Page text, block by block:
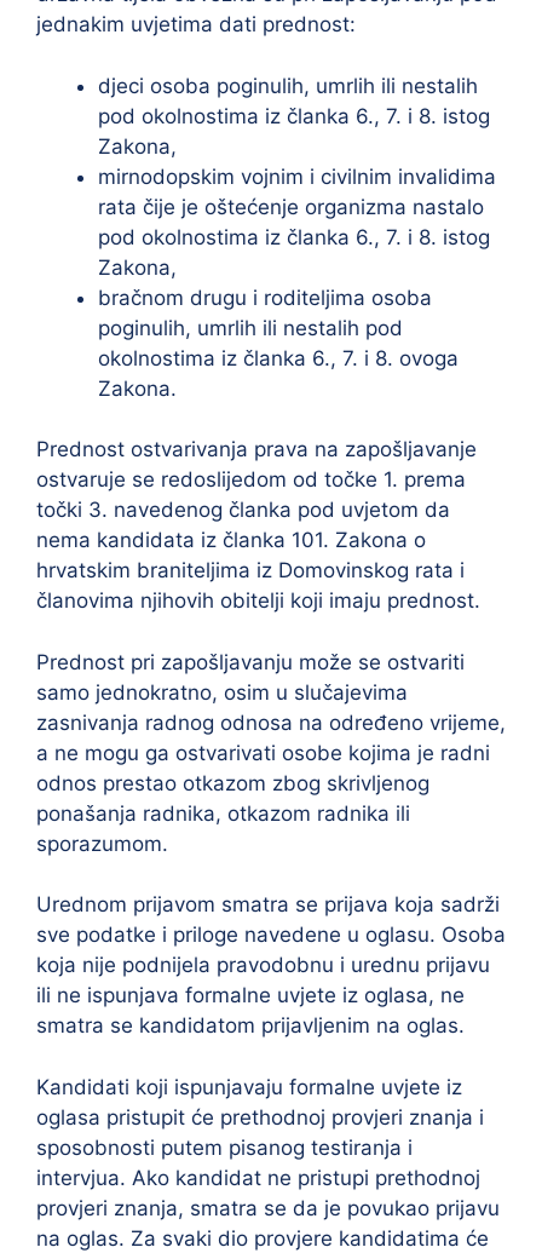
jednakim uvjetima dati prednost:
djeci osoba poginulih, umrlih ili nestalih
pod okolnostima iz članka 6., 7. i 8. istog
Zakona,
mirnodopskim vojnim i civilnim invalidima
rata čije je oštećenje organizma nastalo
pod okolnostima iz članka 6., 7. i 8. istog
Zakona,
bračnom drugu i roditeljima osoba
poginulih, umrlih ili nestalih pod
okolnostima iz članka 6., 7. i 8. ovoga
Zakona.
Prednost ostvarivanja prava na zapošljavanje
ostvaruje se redoslijedom od točke 1. prema
točki 3. navedenog članka pod uvjetom da
nema kandidata iz članka 101. Zakona o
hrvatskim braniteljima iz Domovinskog rata i
članovima njihovih obitelji koji imaju prednost.
Prednost pri zapošljavanju može se ostvariti
samo jednokratno, osim u slučajevima
zasnivanja radnog odnosa na određeno vrijeme,
a ne mogu ga ostvarivati osobe kojima je radni
odnos prestao otkazom zbog skrivljenog
ponašanja radnika, otkazom radnika ili
sporazumom.
Urednom prijavom smatra se prijava koja sadrži
sve podatke i priloge navedene u oglasu. Osoba
koja nije podnijela pravodobnu i urednu prijavu
ili ne ispunjava formalne uvjete iz oglasa, ne
smatra se kandidatom prijavljenim na oglas.
Kandidati koji ispunjavaju formalne uvjete iz
oglasa pristupit će prethodnoj provjeri znanja i
sposobnosti putem pisanog testiranja i
intervjua. Ako kandidat ne pristupi prethodnoj
provjeri znanja, smatra se da je povukao prijavu
na oglas. Za svaki dio provjere kandidatima će